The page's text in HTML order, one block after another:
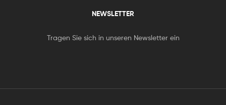
NEWSLETTER
Tragen Sie sich in unseren Newsletter ein